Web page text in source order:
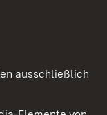
ausschließlich